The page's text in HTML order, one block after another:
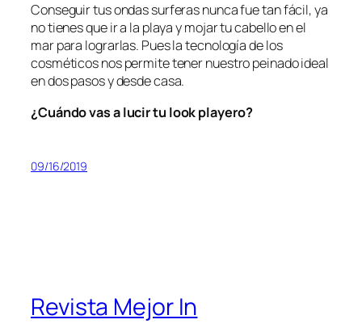
Conseguir tus ondas surferas nunca fue tan fácil, ya
no tienes que ir a la playa y mojar tu cabello en el
mar para lograrlas. Pues la tecnología de los
cosméticos nos permite tener nuestro peinado ideal
en dos pasos y desde casa.
¿Cuándo vas a lucir tu lookplayero?
09/16/2019
Revista Mejor In